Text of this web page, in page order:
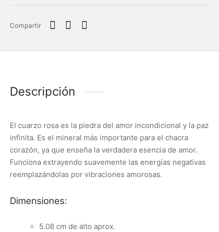
Compartir
Descripción
El cuarzo rosa es la piedra del amor incondicional y la paz
infinita. Es el mineral más importante para el chacra
corazón, ya que enseña la verdadera esencia de amor.
Funciona extrayendo suavemente las energías negativas
reemplazándolas por vibraciones amorosas.
Dimensiones:
5.08 cm de alto aprox.